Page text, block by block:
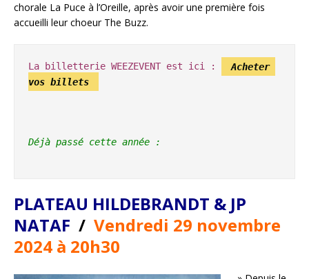
chorale La Puce à l’Oreille, après avoir une première fois
accueilli leur choeur The Buzz.
La billetterie WEEZEVENT est ici :
Acheter
vos billets
Déjà passé cette année :
PLATEAU HILDEBRANDT & JP
NATAF / Vendredi 29 novembre
2024 à 20h30